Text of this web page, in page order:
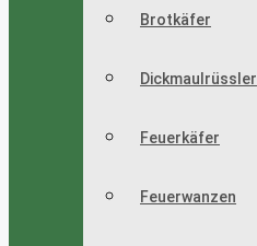
Brotkäfer
Dickmaulrüssler
Feuerkäfer
Feuerwanzen